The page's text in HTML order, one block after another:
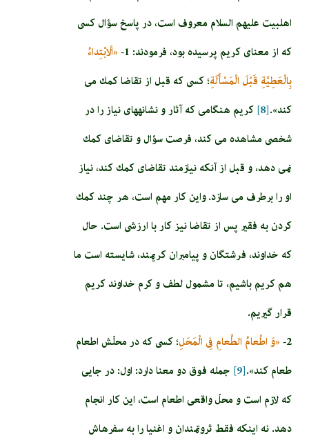
اهل‏بيت عليهم السلام معروف است، در پاسخ سؤال كسى
كه از معناى كريم پرسيده بود، فرمودند: 1-
«الْابْتِداءُ
بِالْعَطِيَّةِ قَبْلَ الْمَسْأَلَةِ؛ كسى كه قبل از تقاضا كمك مى‏
كند».[8]
كريم هنگامى كه آثار و نشانه‏هاى نياز را در
شخصى مشاهده مى‏ كند، فرصت سؤال و تقاضاى كمك
نمى‏ دهد، و قبل از آنكه نيازمند تقاضاى كمك كند، نياز
او را برطرف مى‏ سازد. واين كار مهم است، هر چند كمك
كردن به فقير پس از تقاضا نيز كار با ارزشى است. حال
كه خداوند، فرشتگان و پيامبران كريمند، شايسته است ما
هم كريم باشيم، تا مشمول لطف و كرم خداوند كريم
قرار گيريم.
2- «وَ اطْعامُ الطَّعامِ فِى الْمَحَلِ‏؛ كسى كه در محلّش اطعام
طعام كند».[9]
جمله فوق دو معنا دارد: اول: در جايى
كه لازم است و محلّ واقعى اطعام است، اين ‏كار انجام
دهد. نه اينكه فقط ثروتمندان و اغنيا را به سفره‏اش